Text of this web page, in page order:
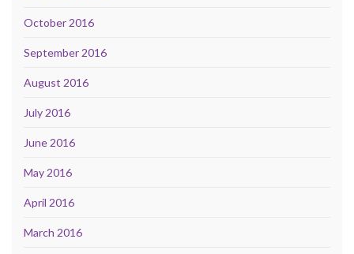
October 2016
September 2016
August 2016
July 2016
June 2016
May 2016
April 2016
March 2016